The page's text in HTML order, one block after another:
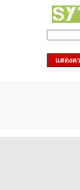
แสดงค